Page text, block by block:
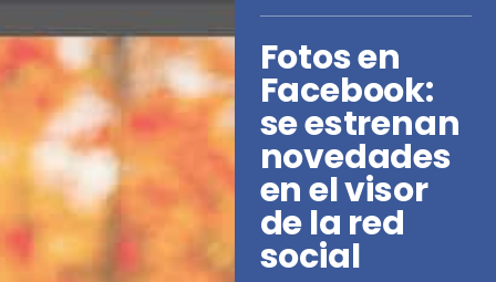
Fotos en
Facebook:
se estrenan
novedades
en el visor
de la red
social